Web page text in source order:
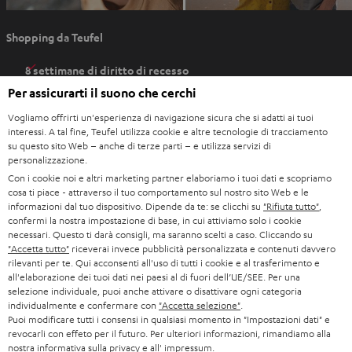
d
i
p
r
e
n
u
n
a
n
u
o
v
a
s
c
Shopping da Teufel
8 settimane di diritto di recesso
Direttamente dal produttore
Consigli
Competenze
Universo Teufel
Svago
Teufel Shop
Contatti
Newsletter
Netiquette
Impostazioni privacy
Privacy
Impressum
Per assicurarti il suono che cerchi
Vogliamo offrirti un'esperienza di navigazione sicura che si adatti ai tuoi
interessi. A tal fine, Teufel utilizza cookie e altre tecnologie di tracciamento
su questo sito Web – anche di terze parti – e utilizza servizi di
personalizzazione.
Con i cookie noi e altri marketing partner elaboriamo i tuoi dati e scopriamo
cosa ti piace - attraverso il tuo comportamento sul nostro sito Web e le
informazioni dal tuo dispositivo. Dipende da te: se clicchi su "Rifiuta tutto"
confermi la nostra impostazione di base, in cui attiviamo solo i cookie
necessari. Questo ti darà consigli, ma saranno scelti a caso. Cliccando su
"Accetta tutto" riceverai invece pubblicità personalizzata e contenuti davvero
rilevanti per te. Qui acconsenti all'uso di tutti i cookie e al trasferimento e
all'elaborazione dei tuoi dati nei paesi al di fuori dell’UE/SEE. Per una
selezione individuale, puoi anche attivare o disattivare ogni categoria
individualmente e confermare con "Accetta selezione"
Puoi modificare tutti i consensi in qualsiasi momento in "Impostazioni dati" e
revocarli con effeto per il futuro. Per ulteriori informazioni, rimandiamo alla
nostra informativa sulla privacye all' impressum